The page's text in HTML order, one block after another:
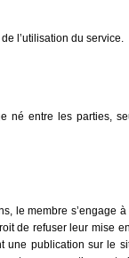
l’utilisation du service.
né entre les parties,
le membre s’engage
de refuser leur mise
une publication sur le